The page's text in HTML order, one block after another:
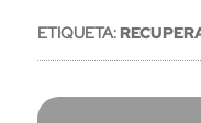
ETIQUETA: